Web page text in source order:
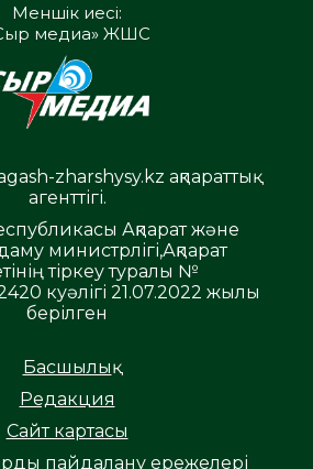
Меншік иесі:
медиа» ЖШС
zharshysy.kz ақпараттық
агенттігі.
Ақпарат және
министрлігі,Ақпарат
тіркеу туралы №
куәлігі 21.07.2022 жылы
берілген
Басшылық
Редакция
Сайт картасы
пайдалану ережелері